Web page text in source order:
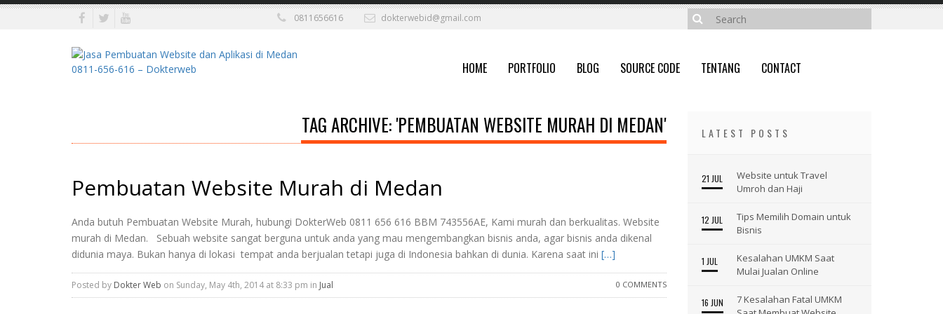
0811656616 dokterwebid@gmail.com
HOME PORTFOLIO BLOG SOURCE CODE TENTANG CONTACT
TAG ARCHIVE: 'PEMBUATAN WEBSITE MURAH DI MEDAN'
Pembuatan Website Murah di Medan
Anda butuh Pembuatan Website Murah, hubungi DokterWeb 0811 656 616 BBM 743556AE, Kami murah dan berkualitas. Website
murah di Medan. Sebuah website sangat berguna untuk anda yang mau mengembangkan bisnis anda, agar bisnis anda dikenal
didunia maya. Bukan hanya di lokasi tempat anda berjualan tetapi juga di Indonesia bahkan di dunia. Karena saat ini […]
0 COMMENTS
Posted by Dokter Web on Sunday, May 4th, 2014 at 8:33 pm in Jual
LATEST POSTS
21 JUL
Website untuk Travel
Umroh dan Haji
12 JUL
Tips Memilih Domain untuk
Bisnis
1 JUL
Kesalahan UMKM Saat
Mulai Jualan Online
16 JUN
7 Kesalahan Fatal UMKM